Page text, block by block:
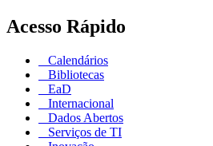
Acesso Rápido
Calendários
Bibliotecas
EaD
Internacional
Dados Abertos
Serviços de TI